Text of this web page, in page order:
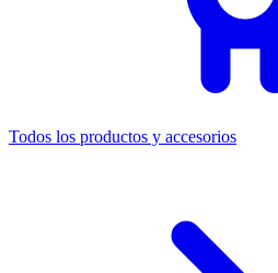
Todos los productos y accesorios